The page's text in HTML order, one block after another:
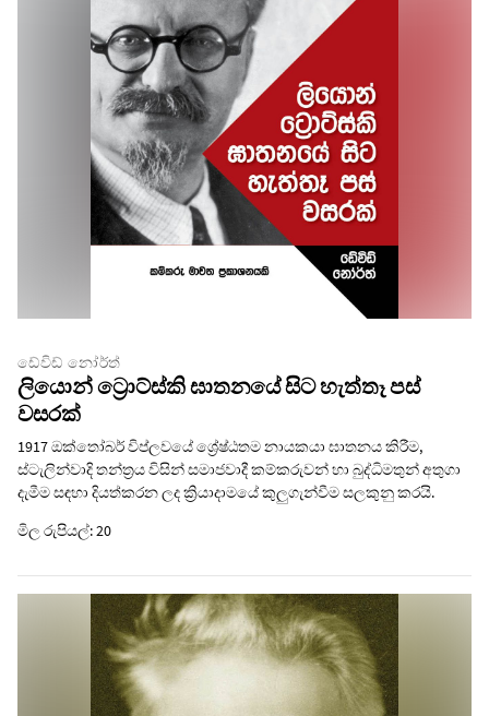
ඩේවිඩ් නෝර්ත්
ලියොන් ට්‍රොට්ස්කි ඝාතනයේ සිට හැත්තෑ පස්
වසරක්
1917 ඔක්තෝබර් විප්ලවයේ ශ්‍රේෂ්ඨතම නායකයා ඝාතනය කිරීම,
ස්ටැලින්වාදි තන්ත්‍රය විසින් සමාජවාදී කම්කරුවන් හා බුද්ධිමතුන් අතුගා
දැමීම සඳහා දියත්කරන ලද ක්‍රියාදාමයේ කුලුගැන්වීම සලකුනු කරයි.
මිල රුපියල්: 20